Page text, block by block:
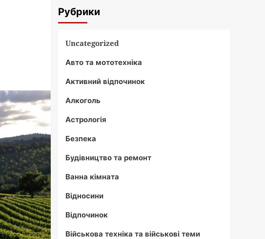
Рубрики
Uncategorized
Авто та мототехніка
Активний відпочинок
Алкоголь
Астрологія
Безпека
Будівництво та ремонт
Ванна кімната
Відносини
Відпочинок
Військова техніка та військові теми